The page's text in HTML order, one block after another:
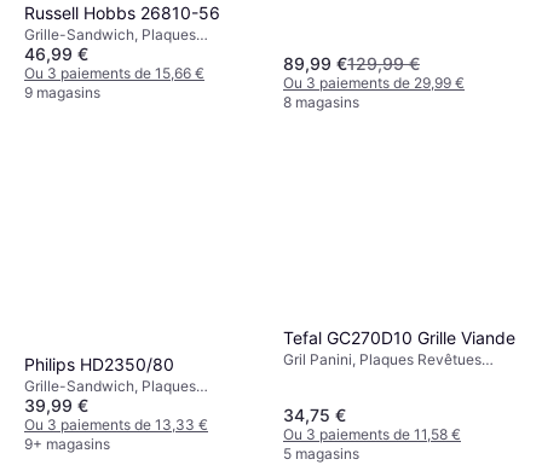
Russell Hobbs 26810-56
Grille-Sandwich, Plaques
Revêtues Antiadhésives, Plaque
Amovible, Lumière de
Température, Toucher Frais, 1000
46,99 €
Ou 3 paiements de 15,66 €
9 magasins
89,99 €129,99 €
Ou 3 paiements de 29,99 €
8 magasins
Philips HD2350/80
Grille-Sandwich, Plaques
Revêtues Antiadhésives, Plaque
Amovible, Lumière de
Température, 750 W
39,99 €
Ou 3 paiements de 13,33 €
9+ magasins
Tefal GC270D10 Grille Viande
Gril Panini, Plaques Revêtues
34,75 €
Ou 3 paiements de 11,58 €
5 magasins